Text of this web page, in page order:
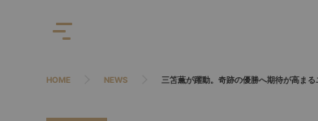
HOME NEWS 三笘薫が躍動。奇跡の優勝へ期待が高ま